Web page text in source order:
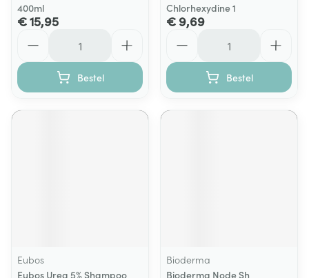
400ml
€ 15,95
Bestel
Chlorhexydine 1
€ 9,69
Bestel
Eubos
Eubos Urea 5% Shampoo
Bioderma
Bioderma Node Sh